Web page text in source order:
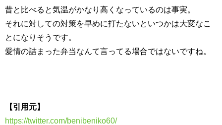
昔と比べると気温がかなり高くなっているのは事実。
それに対しての対策を早めに打たないといつかは大変なこ
とになりそうです。
愛情の詰まった弁当なんて言ってる場合ではないですね。
【引用元】
https://twitter.com/benibeniko60/